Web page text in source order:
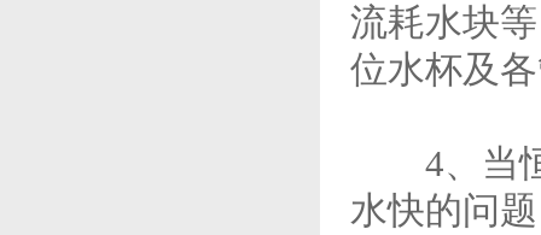
流耗水块
位水杯及
4、当恒
水快的问